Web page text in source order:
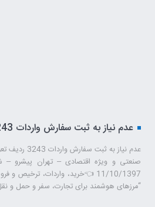
عدم نیاز به
صنعتی و ویژه اقتصادی – تهران پیشرو –
11/10/1397 👈خرید، واردات،
“مرزهای هوشمند برای تجارت، سفر و حمل ‌و